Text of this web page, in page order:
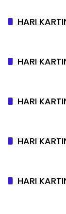
HARI
HARI
HARI
HARI
HARI